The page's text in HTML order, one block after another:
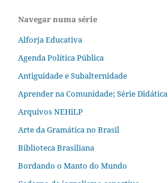
Navegar numa série
Alforja Educativa
Agenda Política Pública
Antiguidade e Subalternidade
Aprender na Comunidade; Série Didática
Arquivos NEHiLP
Arte da Gramática no Brasil
Biblioteca Brasiliana
Bordando o Manto do Mundo